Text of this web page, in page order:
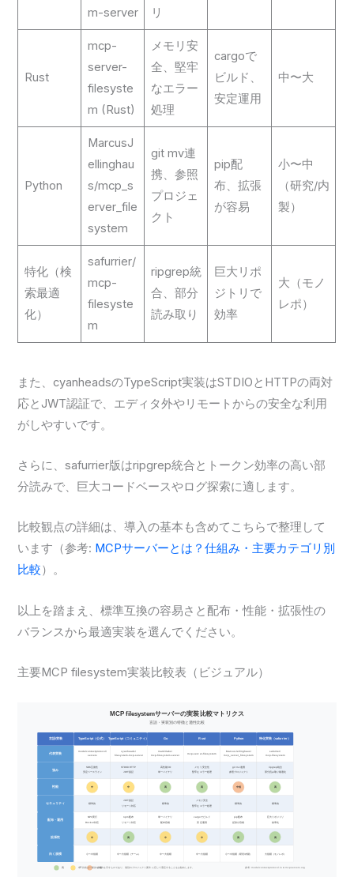
m-server
リ
Rust
mcp-
server-
filesyste
m (Rust)
メモリ安
全、堅牢
なエラー
処理
cargoで
ビルド、
安定運用
中〜大
Python
MarcusJ
ellinghau
s/mcp_s
erver_file
system
git mv連
携、参照
プロジェ
クト
pip配
布、拡張
が容易
小〜中
（研究/内
製）
特化（検
索最適
化）
safurrier/
mcp-
filesyste
m
ripgrep統
合、部分
読み取り
巨大リポ
ジトリで
効率
大（モノ
レポ）
また、cyanheadsのTypeScript実装はSTDIOとHTTPの両対
応とJWT認証で、エディタ外やリモートからの安全な利用
がしやすいです。
さらに、safurrier版はripgrep統合とトークン効率の高い部
分読みで、巨大コードベースやログ探索に適します。
比較観点の詳細は、導入の基本も含めてこちらで整理して
います（参考: MCPサーバーとは？仕組み・主要カテゴリ別
比較）。
以上を踏まえ、標準互換の容易さと配布・性能・拡張性の
バランスから最適実装を選んでください。
主要MCP filesystem実装比較表（ビジュアル）